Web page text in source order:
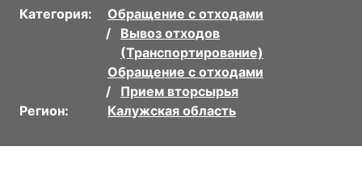
Категория:
Обращение с отходами
Вывоз отходов
(Транспортирование)
Обращение с отходами
Прием вторсырья
Регион:
Калужская область